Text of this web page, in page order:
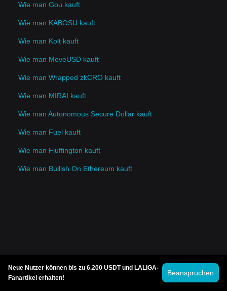
Wie man Gou kauft
Wie man KABOSU kauft
Wie man Kolt kauft
Wie man MoveUSD kauft
Wie man Wrapped zkCRO kauft
Wie man MIRAI kauft
Wie man Autonomous Secure Dollar kauft
Wie man Fuel kauft
Wie man Fluffington kauft
Wie man Bullish On Ethereum kauft
Neue Nutzer können bis zu 6.200 USDT und LALIGA-
Fanartikel erhalten!
Beanspruchen